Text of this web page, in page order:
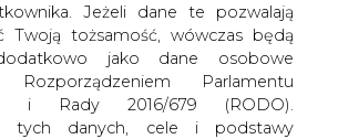
Jeżeli dane te pozwalają
Twoją tożsamość, wówczas będą
jako dane osobowe
Parlamentu
i Rady 2016/679 (RODO).
tych danych, cele i podstawy